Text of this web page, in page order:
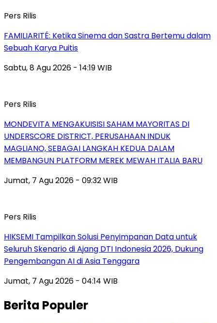
Pers Rilis
FAMILIARITÉ: Ketika Sinema dan Sastra Bertemu dalam
Sebuah Karya Puitis
Sabtu, 8 Agu 2026 - 14:19 WIB
Pers Rilis
MONDEVITA MENGAKUISISI SAHAM MAYORITAS DI
UNDERSCORE DISTRICT, PERUSAHAAN INDUK
MAGLIANO, SEBAGAI LANGKAH KEDUA DALAM
MEMBANGUN PLATFORM MEREK MEWAH ITALIA BARU
Jumat, 7 Agu 2026 - 09:32 WIB
Pers Rilis
HIKSEMI Tampilkan Solusi Penyimpanan Data untuk
Seluruh Skenario di Ajang DTI Indonesia 2026, Dukung
Pengembangan AI di Asia Tenggara
Jumat, 7 Agu 2026 - 04:14 WIB
Berita Populer